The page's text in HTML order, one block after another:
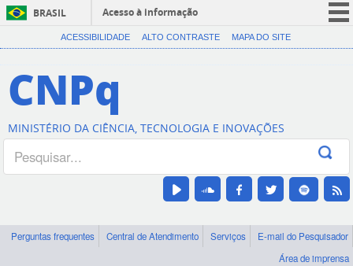
BRASIL
Acesso à informação
CORONAVÍRUS (COVID-19)
Canais
ACESSIBILIDADE ALTO CONTRASTE MAPA DO SITE
CNPq
MINISTÉRIO DA CIÊNCIA, TECNOLOGIA E INOVAÇÕES
Perguntas frequentes Central de Atendimento Serviços
E-mail do Pesquisador
Área de imprensa